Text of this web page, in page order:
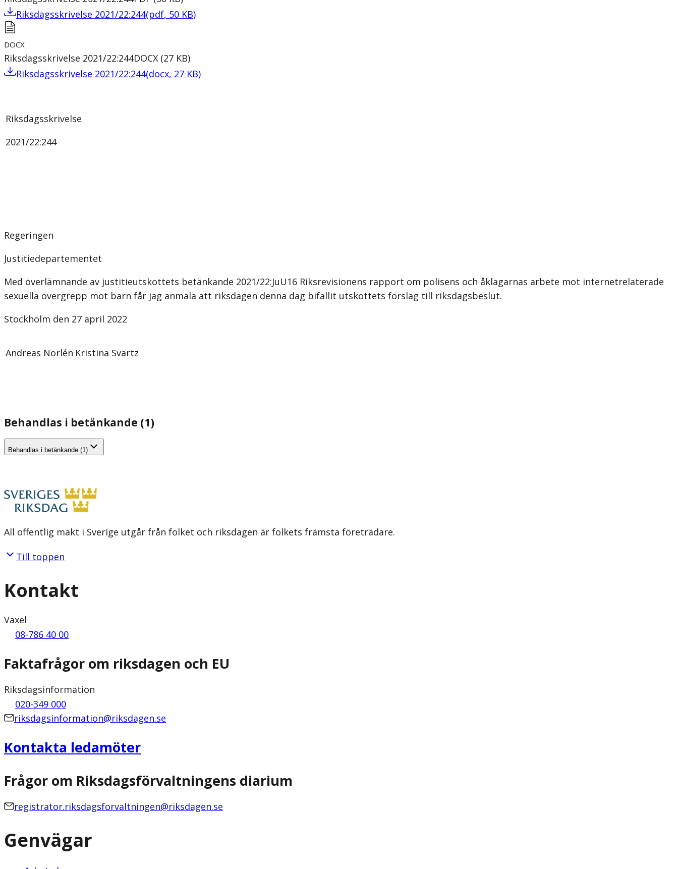
Riksdagsskrivelse 2021/22:244(pdf, 50 KB)
DOCX
Riksdagsskrivelse 2021/22:244DOCX (27 KB)
Riksdagsskrivelse 2021/22:244(docx, 27 KB)
Riksdagsskrivelse
2021/22:244
Regeringen
Justitiedepartementet
Med överlämnande av justitieutskottets betänkande 2021/22:JuU16 Riksrevisionens rapport om polisens och åklagarnas arbete mot internetrelaterade
sexuella övergrepp mot barn får jag anmäla att riksdagen denna dag bifallit utskottets förslag till riksdagsbeslut.
Stockholm den 27 april 2022
Andreas Norlén Kristina Svartz
Behandlas i betänkande (1)
Behandlas i betänkande (1)
All offentlig makt i Sverige utgår från folket och riksdagen är folkets främsta företrädare.
Till toppen
Kontakt
Växel
08-786 40 00
Faktafrågor om riksdagen och EU
Riksdagsinformation
020-349 000
riksdagsinformation@riksdagen.se
Kontakta ledamöter
Frågor om Riksdagsförvaltningens diarium
registrator.riksdagsforvaltningen@riksdagen.se
Genvägar